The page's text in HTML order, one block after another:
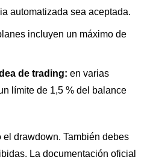
automatizada sea aceptada.
incluyen un máximo de
de trading: en varias
límite de 1,5 % del balance
el drawdown. También debes
La documentación oficial